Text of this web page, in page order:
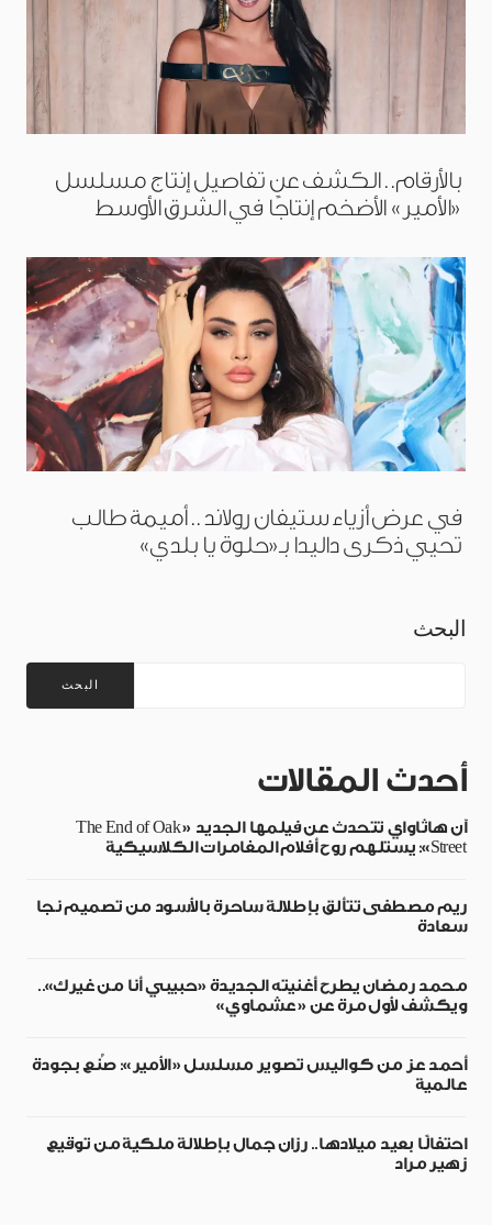
بالأرقام.. الكشف عن تفاصيل إنتاج مسلسل
«الأمير» الأضخم إنتاجًا في الشرق الأوسط
في عرض أزياء ستيفان رولاند.. أميمة طالب
تحيي ذكرى داليدا بـ«حلوة يا بلدي»
البحث
البحث
أحدث المقالات
آن هاثاواي تتحدث عن فيلمها الجديد «The End of Oak
Street»: يستلهم روح أفلام المغامرات الكلاسيكية
ريم مصطفى تتألق بإطلالة ساحرة بالأسود من تصميم نجا
سعادة
محمد رمضان يطرح أغنيته الجديدة «حبيبي أنا من غيرك»..
ويكشف لأول مرة عن «عشماوي»
أحمد عز من كواليس تصوير مسلسل «الأمير»: صُنع بجودة
عالمية
احتفالًا بعيد ميلادها.. رزان جمال بإطلالة ملكية من توقيع
زهير مراد